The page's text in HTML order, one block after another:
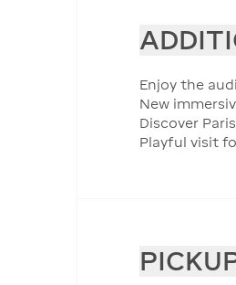
Enjoy the
New
Discover
Playful visit